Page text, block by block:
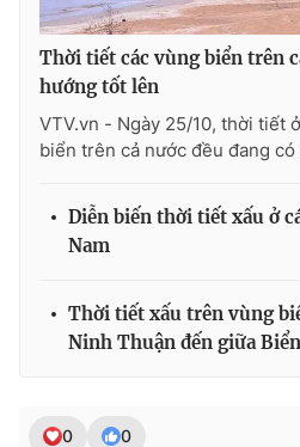
THỜI BÁO VTV
Theo dõi báo trên
Cơ quan chủ quản: Đài Truyền hình
Cơ quan báo chí:Thời báo VTV
Tổng Biên tập:
Thời tiết các vùng biển trên
hướng tốt lên
VTV.vn - Ngày 25/10, thời tiết
biển trên cả nước đều đang
Diễn biến thời tiết xấu ở
Nam
Thời tiết xấu trên vùng
Ninh Thuận đến giữa
0 0